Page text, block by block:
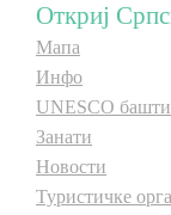
Откриј
Мапа
Инфо
UNESCO
Занати
Новости
Туристичке